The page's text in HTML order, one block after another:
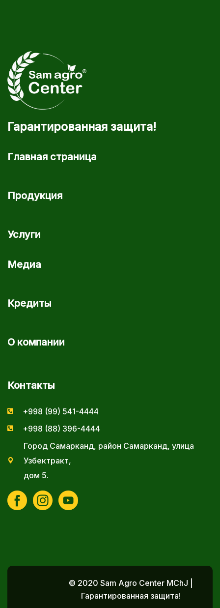
Гарантированная защита!
Главная страница
Продукция
Услуги
Медиа
Кредиты
О компании
Контакты
+998 (99) 541-4444
+998 (88) 396-4444
Город Самарканд, район Самарканд, улица
Узбектракт,
дом 5.
© 2020 Sam Agro Center MChJ |
Гарантированная защита!